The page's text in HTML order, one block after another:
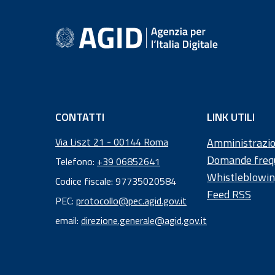
CONTATTI
Via Liszt 21 - 00144 Roma
Telefono: +39 06852641
Codice fiscale: 97735020584
Codice
fiscale:
97
PEC: protocollo@pec.agid.gov.it
email: direzione.generale@agid.gov.it
LINK UTILI
Domande
Feed RSS